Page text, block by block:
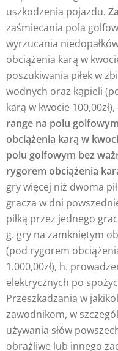
uszkodzenia pojazdu.
zaśmiecania pola
wyrzucania
obciążenia karą w
poszukiwania piłek w
wodnych oraz kąpieli
karą w kwocie 100,00zł),
range na polu
obciążenia karą w
polu golfowym bez
rygorem obciążenia
gry więcej niż dwoma
gracza w dni
piłką przez jednego
g. gry na zamkniętym
(pod rygorem
1.000,00zł), h.
elektrycznych po
Przeszkadzania w
zawodnikom, w
używania słów
obraźliwe lub innego